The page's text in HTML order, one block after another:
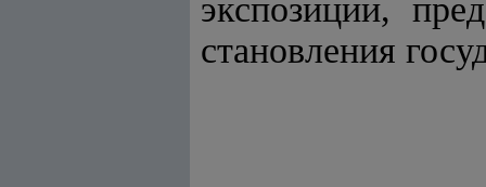
экспозиции,
становления